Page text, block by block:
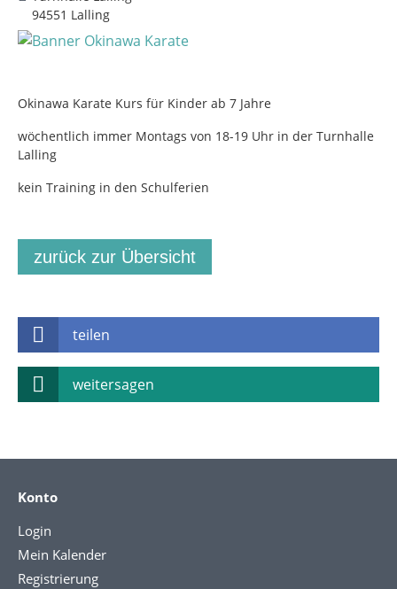
94551 Lalling
Okinawa Karate Kurs für Kinder ab 7 Jahre
wöchentlich immer Montags von 18-19 Uhr in der Turnhalle
Lalling
kein Training in den Schulferien
zurück zur Übersicht
teilen
weitersagen
Konto
Login
Mein Kalender
Registrierung